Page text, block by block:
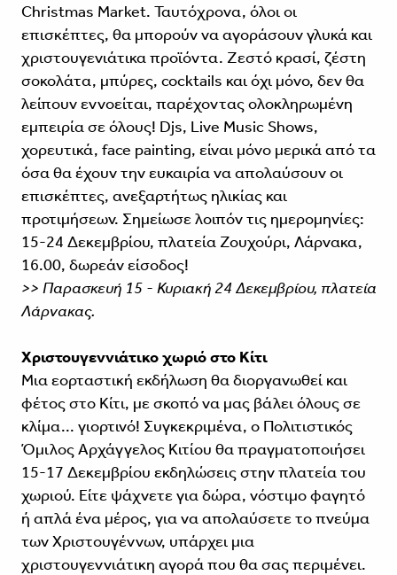
Christmas Market. Ταυτόχρονα, όλοι οι
επισκέπτες, θα μπορούν να αγοράσουν γλυκά και
χριστουγενιάτικα προϊόντα. Ζεστό κρασί, ζέστη
σοκολάτα, μπύρες, cocktails και όχι μόνο, δεν θα
λείπουν εννοείται, παρέχοντας ολοκληρωμένη
εμπειρία σε όλους! Djs, Live Music Shows,
χορευτικά, face painting, είναι μόνο μερικά από τα
όσα θα έχουν την ευκαιρία να απολαύσουν οι
επισκέπτες, ανεξαρτήτως ηλικίας και
προτιμήσεων. Σημείωσε λοιπόν τις ημερομηνίες:
15-24 Δεκεμβρίου, πλατεία Ζουχούρι, Λάρνακα,
16.00, δωρεάν είσοδος!
>> Παρασκευή 15 - Κυριακή 24 Δεκεμβρίου, πλατεία
Λάρνακας.
Χριστουγεννιάτικο χωριό στο Κίτι
Μια εορταστική εκδήλωση θα διοργανωθεί και
φέτος στο Κίτι, με σκοπό να μας βάλει όλους σε
κλίμα... γιορτινό! Συγκεκριμένα, ο Πολιτιστικός
Όμιλος Αρχάγγελος Κιτίου θα πραγματοποιήσει
15-17 Δεκεμβρίου εκδηλώσεις στην πλατεία του
χωριού. Είτε ψάχνετε για δώρα, νόστιμο φαγητό
ή απλά ένα μέρος, για να απολαύσετε το πνεύμα
των Χριστουγέννων, υπάρχει μια
χριστουγεννιάτικη αγορά που θα σας περιμένει.